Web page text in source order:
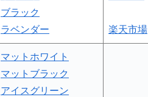
ブラック
ラベンダー 楽天市場
マットホワイト
マットブラック
アイスグリーン